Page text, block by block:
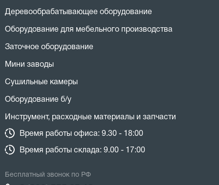
Деревообрабатывающее оборудование
Оборудование для мебельного производства
Заточное оборудование
Мини заводы
Сушильные камеры
Оборудование б/у
Инструмент, расходные материалы и запчасти
Время работы офиса: 9.30 - 18:00
Время работы склада: 9.00 - 17:00
Бесплатный звонок по РФ